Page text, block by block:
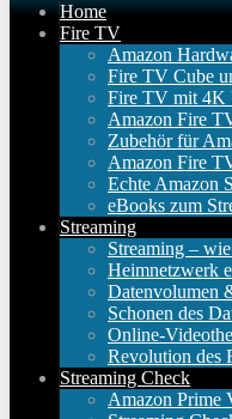
Home
Fire TV
Amazon
Fire TV Cube
Fire TV mit 4K
Amazon Fire
Zubehör für
Amazon Fire
Echte Amazon
eBooks zum
Streaming
Streaming –
Heimnetzwerk
Datenvolumen
Schonen des
Online-
Revolution des
Streaming Check
Amazon Prime